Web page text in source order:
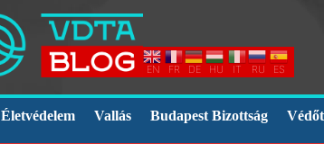
EN FR DE HU IT RU ES
Életvédelem Vallás Budapest Bizottság